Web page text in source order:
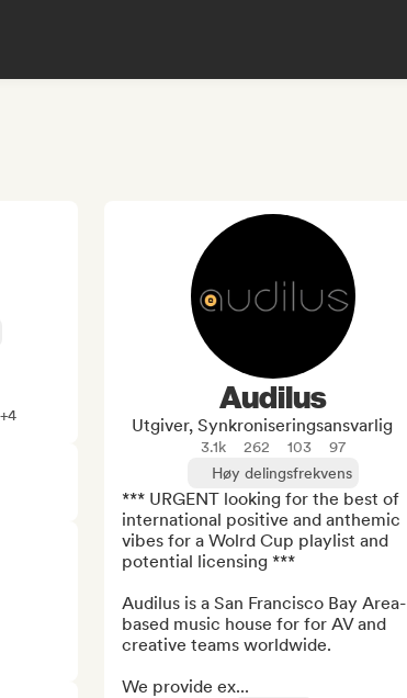
Audilus
Utgiver, Synkroniseringsansvarlig
3.1k 262 103
97
Høy delingsfrekvens
*** URGENT looking for the best of
international positive and anthemic
vibes for a Wolrd Cup playlist and
potential licensing ***
Audilus is a San Francisco Bay Area-
based music house for for AV and
creative teams worldwide.
We provide ex...